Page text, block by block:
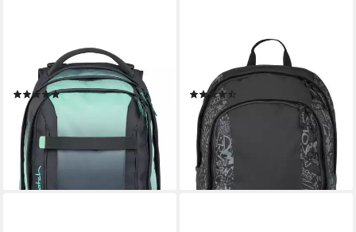
größenverstellbares
Rückensystem
(19)
ab 124,00 € 139,99 €
-11%
lieferbar - in 2-3 Werktagen bei dir
Schulrucksack air (1-tlg),
größenverstellbares
Rückensystem
ab 93,99 €
lieferbar - in 3-4 Werktagen bei dir